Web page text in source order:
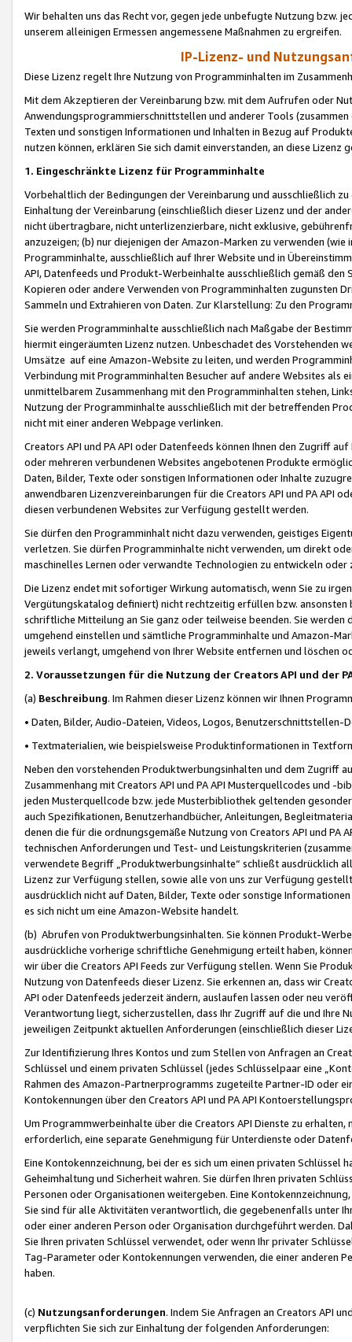
Wir behalten uns das Recht vor, gegen jede unbefugte Nutzung bzw.
unserem alleinigen Ermessen angemessene Maßnahmen zu ergreifen.
IP-Lizenz- und
Diese Lizenz regelt Ihre Nutzung von Programminhalten im
Mit dem Akzeptieren der Vereinbarung bzw. mit dem Aufrufen oder
Anwendungsprogrammierschnittstellen und anderer Tools (zusammen
Texten und sonstigen Informationen und Inhalten in Bezug auf
nutzen können, erklären Sie sich damit einverstanden, an diese Lizenz
1. Eingeschränkte Lizenz für Programminhalte
Vorbehaltlich der Bedingungen der Vereinbarung und ausschließlich
Einhaltung der Vereinbarung (einschließlich dieser Lizenz und der
nicht übertragbare, nicht unterlizenzierbare, nicht exklusive,
anzuzeigen; (b) nur diejenigen der Amazon-Marken zu verwenden
Programminhalte, ausschließlich auf Ihrer Website und in
API, Datenfeeds und Produkt-Werbeinhalte ausschließlich gemäß
Kopieren oder andere Verwenden von Programminhalten zugunsten
Sammeln und Extrahieren von Daten. Zur Klarstellung: Zu den
Sie werden Programminhalte ausschließlich nach Maßgabe der
hiermit eingeräumten Lizenz nutzen. Unbeschadet des Vorstehenden
Umsätze auf eine Amazon-Website zu leiten, und werden
Verbindung mit Programminhalten Besucher auf andere Websites als
unmittelbarem Zusammenhang mit den Programminhalten stehen,
Nutzung der Programminhalte ausschließlich mit der betreffenden
nicht mit einer anderen Webpage verlinken.
Creators API und PA API oder Datenfeeds können Ihnen den Zugriff
oder mehreren verbundenen Websites angebotenen Produkte
Daten, Bilder, Texte oder sonstigen Informationen oder Inhalte
anwendbaren Lizenzvereinbarungen für die Creators API und PA API
diesen verbundenen Websites zur Verfügung gestellt werden.
Sie dürfen den Programminhalt nicht dazu verwenden, geistiges
verletzen. Sie dürfen Programminhalte nicht verwenden, um direkt
maschinelles Lernen oder verwandte Technologien zu entwickeln
Die Lizenz endet mit sofortiger Wirkung automatisch, wenn Sie zu
Vergütungskatalog definiert) nicht rechtzeitig erfüllen bzw. ansonsten
schriftliche Mitteilung an Sie ganz oder teilweise beenden. Sie werden
umgehend einstellen und sämtliche Programminhalte und Amazon-
jeweils verlangt, umgehend von Ihrer Website entfernen und löschen
2. Voraussetzungen für die Nutzung der Creators API und der
(a) Beschreibung. Im Rahmen dieser Lizenz können wir Ihnen
• Daten, Bilder, Audio-Dateien, Videos, Logos, Benutzerschnittstellen-
• Textmaterialien, wie beispielsweise Produktinformationen in
Neben den vorstehenden Produktwerbungsinhalten und dem Zugriff
Zusammenhang mit Creators API und PA API Musterquellcodes und
jeden Musterquellcode bzw. jede Musterbibliothek geltenden
auch Spezifikationen, Benutzerhandbücher, Anleitungen,
denen die für die ordnungsgemäße Nutzung von Creators API und PA
technischen Anforderungen und Test- und Leistungskriterien
verwendete Begriff „Produktwerbungsinhalte“ schließt ausdrücklich
Lizenz zur Verfügung stellen, sowie alle von uns zur Verfügung
ausdrücklich nicht auf Daten, Bilder, Texte oder sonstige
es sich nicht um eine Amazon-Website handelt.
(b) Abrufen von Produktwerbungsinhalten. Sie können Produkt-
ausdrückliche vorherige schriftliche Genehmigung erteilt haben,
wir über die Creators API Feeds zur Verfügung stellen. Wenn Sie
Nutzung von Datenfeeds dieser Lizenz. Sie erkennen an, dass wir
API oder Datenfeeds jederzeit ändern, auslaufen lassen oder neu
Verantwortung liegt, sicherzustellen, dass Ihr Zugriff auf die und Ihre
jeweiligen Zeitpunkt aktuellen Anforderungen (einschließlich dieser
Zur Identifizierung Ihres Kontos und zum Stellen von Anfragen an
Schlüssel und einem privaten Schlüssel (jedes Schlüsselpaar eine
Rahmen des Amazon-Partnerprogramms zugeteilte Partner-ID oder
Kontokennungen über den Creators API und PA API
Um Programmwerbeinhalte über die Creators API Dienste zu
erforderlich, eine separate Genehmigung für Unterdienste oder
Eine Kontokennzeichnung, bei der es sich um einen privaten
Geheimhaltung und Sicherheit wahren. Sie dürfen Ihren privaten
Personen oder Organisationen weitergeben. Eine
Sie sind für alle Aktivitäten verantwortlich, die gegebenenfalls unter
oder einer anderen Person oder Organisation durchgeführt werden.
Sie Ihren privaten Schlüssel verwendet, oder wenn Ihr privater
Tag-Parameter oder Kontokennungen verwenden, die einer anderen
haben.
(c) Nutzungsanforderungen. Indem Sie Anfragen an Creators API
verpflichten Sie sich zur Einhaltung der folgenden Anforderungen: